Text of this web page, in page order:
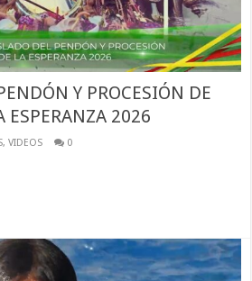
Y PROCESIÓN DE
ESPERANZA 2026
,VIDEOS 0